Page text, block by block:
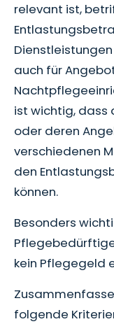
relevant ist,
auch für
ist wichtig, dass
oder deren
verschiedenen
den
können.
Besonders
kein Pflegegeld
folgende